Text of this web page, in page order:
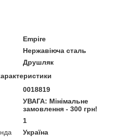
Empire
Нержавіюча сталь
Друшляк
0018819
УВАГА: Мінімальне
замовлення - 300 грн!
1
Україна